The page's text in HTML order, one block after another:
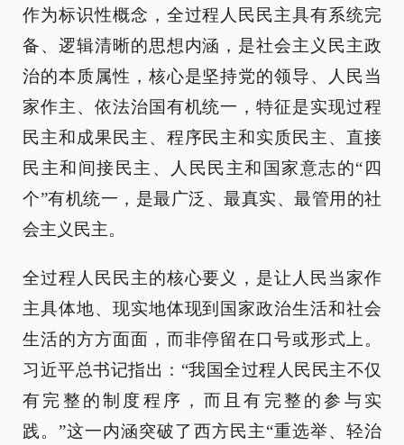
作为标识性概念，全过程人民民主具有系统完
备、逻辑清晰的思想内涵，是社会主义民主政
治的本质属性，核心是坚持党的领导、人民当
家作主、依法治国有机统一，特征是实现过程
民主和成果民主、程序民主和实质民主、直接
民主和间接民主、人民民主和国家意志的“四
个”有机统一，是最广泛、最真实、最管用的社
会主义民主。
全过程人民民主的核心要义，是让人民当家作
主具体地、现实地体现到国家政治生活和社会
生活的方方面面，而非停留在口号或形式上。
习近平总书记指出：“我国全过程人民民主不仅
有完整的制度程序，而且有完整的参与实
践。”这一内涵突破了西方民主“重选举、轻治